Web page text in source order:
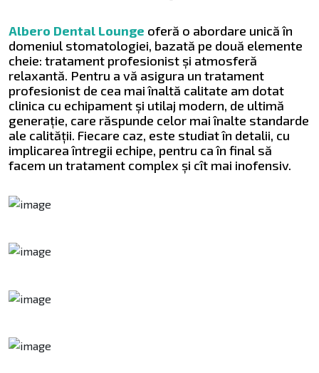
Albero Dental Lounge oferă o abordare unică în
domeniul stomatologiei, bazată pe două elemente
cheie: tratament profesionist și atmosferă
relaxantă. Pentru a vă asigura un tratament
profesionist de cea mai înaltă calitate am dotat
clinica cu echipament și utilaj modern, de ultimă
generație, care răspunde celor mai înalte standarde
ale calității. Fiecare caz, este studiat în detalii, cu
implicarea întregii echipe, pentru ca în final să
facem un tratament complex și cît mai inofensiv.